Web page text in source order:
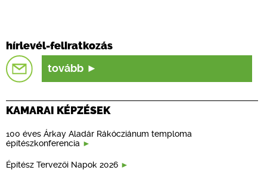
hírlevél-feliratkozás
tovább
KAMARAI KÉPZÉSEK
100 éves Árkay Aladár Rákócziánum temploma
építészkonferencia
Építész Tervezői Napok 2026